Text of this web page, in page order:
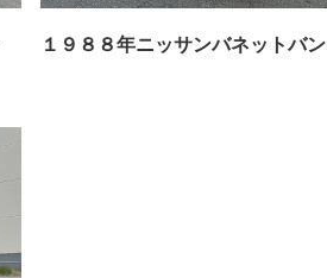
１９８８年ニッサンバネットバン